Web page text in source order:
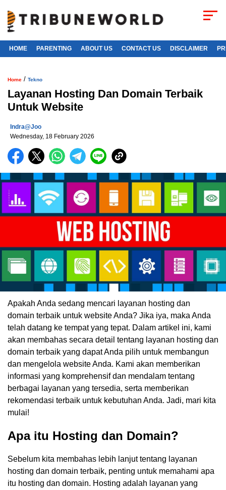
HOME PARENTING ABOUT US CONTACT US DISCLAIMER
Home / Tekno
Layanan Hosting Dan Domain Terbaik
Untuk Website
Indra@joo
Wednesday, 18 February 2026
Apakah Anda sedang mencari layanan hosting dan
domain terbaik untuk website Anda? Jika iya, maka Anda
telah datang ke tempat yang tepat. Dalam artikel ini, kami
akan membahas secara detail tentang layanan hosting dan
domain terbaik yang dapat Anda pilih untuk membangun
dan mengelola website Anda. Kami akan memberikan
informasi yang komprehensif dan mendalam tentang
berbagai layanan yang tersedia, serta memberikan
rekomendasi terbaik untuk kebutuhan Anda. Jadi, mari kita
mulai!
Apa itu Hosting dan Domain?
Sebelum kita membahas lebih lanjut tentang layanan
hosting dan domain terbaik, penting untuk memahami apa
itu hosting dan domain. Hosting adalah layanan yang